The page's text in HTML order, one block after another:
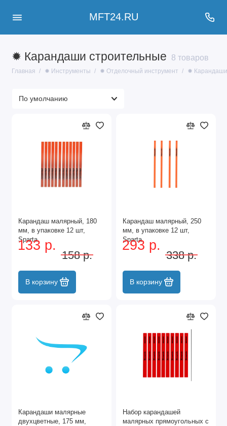
MFT24.RU
✹ Карандаши строительные 8 товаров
Главная ✹ Инструменты ✹ Отделочный инструмент ✹
Карандаш малярный, 180
мм, в упаковке 12 шт,
Sparta
133 р.
158 р.
В корзину
Карандаш малярный, 250
мм, в упаковке 12 шт,
Sparta
293 р.
338 р.
В корзину
Карандаши малярные
двухцветные, 175 мм,
Набор карандашей
малярных прямоугольных с